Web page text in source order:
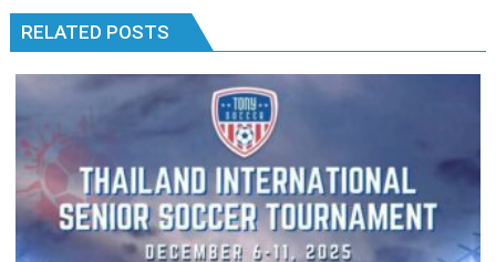
o
k k
RELATED POSTS